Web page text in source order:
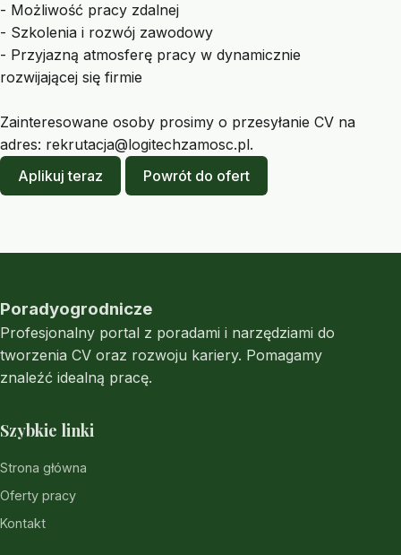
- Możliwość pracy zdalnej
- Szkolenia i rozwój zawodowy
- Przyjazną atmosferę pracy w dynamicznie
rozwijającej się firmie
Zainteresowane osoby prosimy o przesyłanie CV na
adres: rekrutacja@logitechzamosc.pl.
Aplikuj teraz
Powrót do ofert
Poradyogrodnicze
Profesjonalny portal z poradami i narzędziami do
tworzenia CV oraz rozwoju kariery. Pomagamy
znaleźć idealną pracę.
Szybkie linki
Strona główna
Oferty pracy
Kontakt